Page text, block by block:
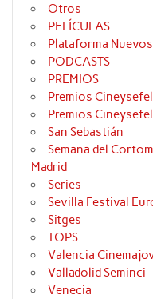
Otros
PELÍCULAS
Plataforma
PODCASTS
PREMIOS
Premios
Premios
San Sebastián
Semana del
Madrid
Series
Sevilla Festival
Sitges
TOPS
Valencia
Valladolid Seminci
Venecia